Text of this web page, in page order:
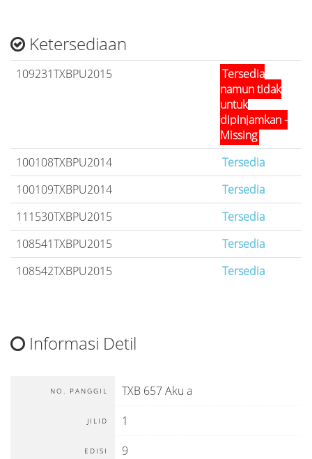
Ketersediaan
109231TXBPU2015
Tersedia
namun tidak
untuk
dipinjamkan -
Missing
100108TXBPU2014
Tersedia
100109TXBPU2014
Tersedia
111530TXBPU2015
Tersedia
108541TXBPU2015
Tersedia
108542TXBPU2015
Tersedia
Informasi Detil
NO. PANGGIL TXB 657 Aku a
JILID 1
EDISI 9